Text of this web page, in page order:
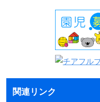
関連リンク